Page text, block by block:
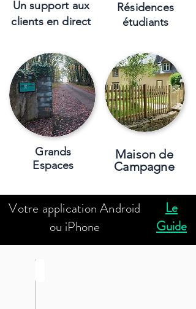
Un support aux
clients en direct
Résidences
étudiants
Grands
Espaces
Maison de
Campagne
Votre application Android
ou iPhone
Le
Guide